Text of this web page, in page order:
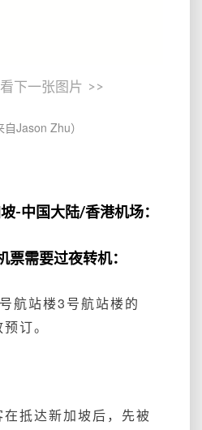
下一张图片 >>
自Jason Zhu）
-中国大陆/香港机场：
票需要过夜转机：
航站楼3号航站楼的
订。
抵达新加坡后，先被